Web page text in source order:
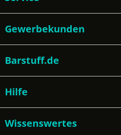
Gewerbekunden
Barstuff.de
Hilfe
Wissenswertes